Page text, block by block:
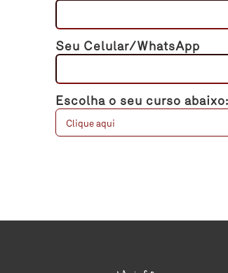
Seu Celular/WhatsApp
Escolha o seu curso abaixo: